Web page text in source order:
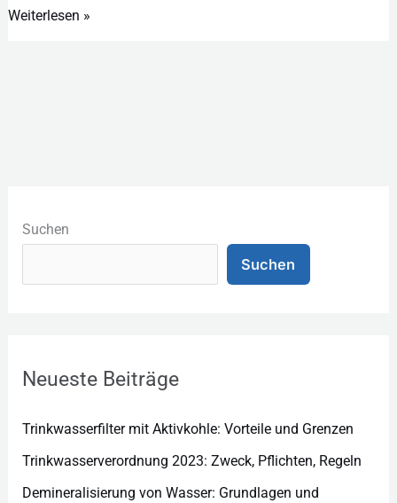
Weiterlesen »
Suchen
Suchen
Neueste Beiträge
Trinkwasserfilter mit Aktivkohle: Vorteile und Grenzen
Trinkwasserverordnung 2023: Zweck, Pflichten, Regeln
Demineralisierung von Wasser: Grundlagen und
a
e
r
e
n